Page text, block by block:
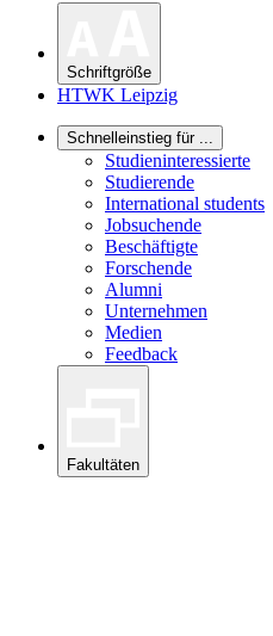
Schriftgröße
HTWK Leipzig
Schnelleinstieg für ...
Studieninteressierte
Studierende
International students
Jobsuchende
Beschäftigte
Forschende
Alumni
Unternehmen
Medien
Feedback
Fakultäten